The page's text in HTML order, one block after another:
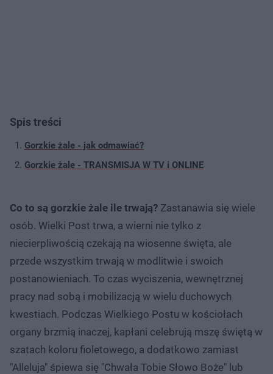
Spis treści
Gorzkie żale - jak odmawiać?
Gorzkie żale - TRANSMISJA W TV i ONLINE
Co to są gorzkie żale ile trwają? Zastanawia się wiele
osób. Wielki Post trwa, a wierni nie tylko z
niecierpliwością czekają na wiosenne święta, ale
przede wszystkim trwają w modlitwie i swoich
postanowieniach. To czas wyciszenia, wewnętrznej
pracy nad sobą i mobilizacją w wielu duchowych
kwestiach. Podczas Wielkiego Postu w kościołach
organy brzmią inaczej, kapłani celebrują mszę świętą w
szatach koloru fioletowego, a dodatkowo zamiast
"Alleluja" śpiewa się "Chwała Tobie Słowo Boże" lub